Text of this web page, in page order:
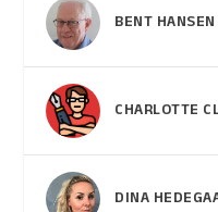
BENT HANSEN
CHARLOTTE
DINA